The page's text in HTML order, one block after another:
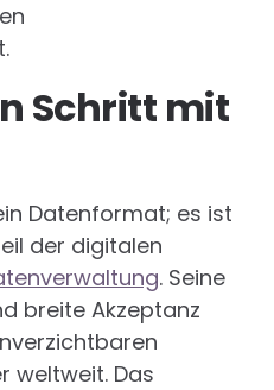
Schritt mit
Datenformat; es ist
der digitalen
. Seine
breite Akzeptanz
weltweit. Das